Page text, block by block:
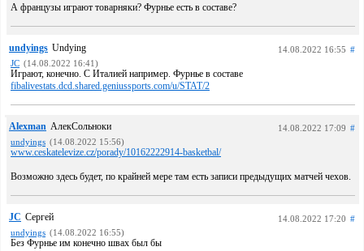
А французы играют товарняки? Фурнье есть в составе?
undyings Undying 14.08.2022 16:55 #
JC (14.08.2022 16:41)
Играют, конечно. С Италией например. Фурнье в составе
fibalivestats.dcd.shared.geniussports.com/u/STAT/2
Alexman АлекСольноки 14.08.2022 17:09 #
undyings (14.08.2022 15:56)
www.ceskatelevize.cz/porady/10162222914-basketbal/
Возможно здесь будет, по крайней мере там есть записи предыдущих матчей чехов.
JC Сергей 14.08.2022 17:20 #
undyings (14.08.2022 16:55)
Без Фурнье им конечно швах был бы